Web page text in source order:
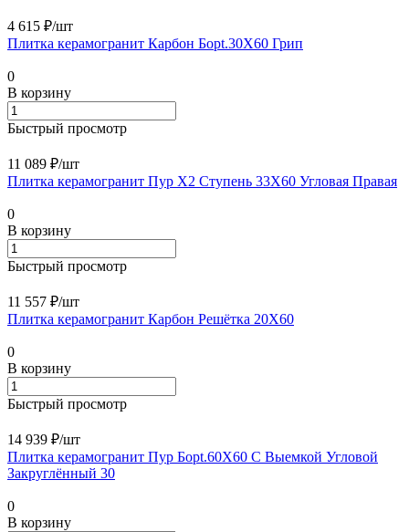
4 615 ₽/шт
Плитка керамогранит Карбон Борt.30X60 Грип
0
В корзину
Быстрый просмотр
11 089 ₽/шт
Плитка керамогранит Пур Х2 Ступень 33X60 Угловая Правая
0
В корзину
Быстрый просмотр
11 557 ₽/шт
Плитка керамогранит Карбон Решётка 20X60
0
В корзину
Быстрый просмотр
14 939 ₽/шт
Плитка керамогранит Пур Борt.60X60 С Выемкой Угловой
Закруглённый 30
0
В корзину